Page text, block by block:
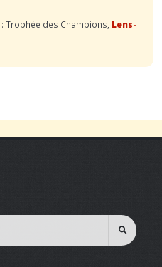
: Trophée des Champions, Lens-